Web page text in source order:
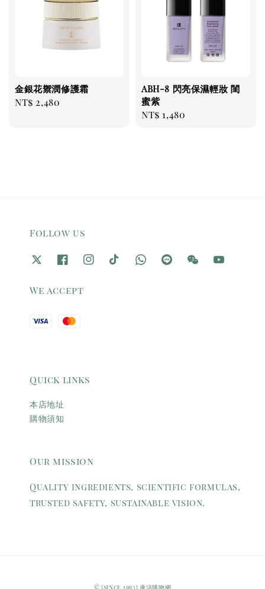
金銀花禦潤修護霜
Regular
NT$ 2,480
ABH-8 閃亮保濕輕妝 閨
蜜紫
Regular
NT$ 1,480
Follow us
We accept
Quick links
本店地址
購物須知
Our mission
Quality ingredients, scientific formulas,
trusted safety, sustainable vision.
© {since 1993} 康活購物網